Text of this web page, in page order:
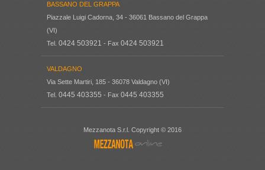
BASSANO DEL GRAPPA
Piazzale Luigi Cadorna, 34 - 36061 Bassano del Grappa
(VI)
Tel. 0424 503921 - Fax 0424 503921
VALDAGNO
Via Sette Martiri, 185 - 36078 Valdagno (VI)
Tel. 0445 403355 - Fax 0445 403355
Mezzanota S.r.l. Copyright © 2016